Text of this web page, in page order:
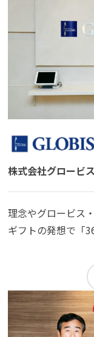
株式会社グロービス
理念やグロービス
ギフトの発想で「